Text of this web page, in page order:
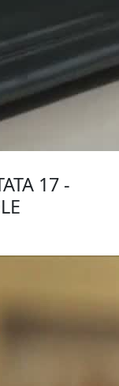
17 -